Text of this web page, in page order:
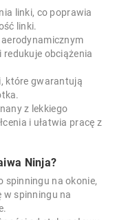
linki, co poprawia
linki.
redukuje obciążenia
które gwarantują
z lekkiego
i ułatwia pracę z
Ninja?
spinningu na okonie,
w spinningu na